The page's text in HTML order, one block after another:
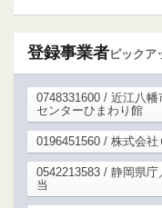
登録事業者ピックア
0748331600 / 近江八
センターひまわり館
0196451560 / 株式会社
0542213583 / 静岡県
当